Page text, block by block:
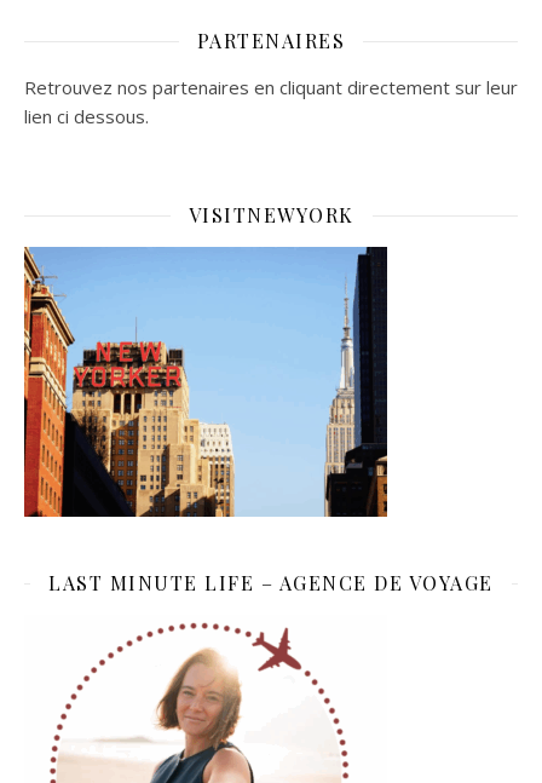
PARTENAIRES
Retrouvez nos partenaires en cliquant directement sur leur
lien ci dessous.
VISITNEWYORK
LAST MINUTE LIFE – AGENCE DE VOYAGE